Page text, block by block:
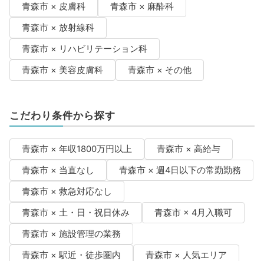
青森市 × 皮膚科
青森市 × 麻酔科
青森市 × 放射線科
青森市 × リハビリテーション科
青森市 × 美容皮膚科
青森市 × その他
こだわり条件から探す
青森市 × 年収1800万円以上
青森市 × 高給与
青森市 × 当直なし
青森市 × 週4日以下の常勤勤務
青森市 × 救急対応なし
青森市 × 土・日・祝日休み
青森市 × 4月入職可
青森市 × 施設管理の業務
青森市 × 駅近・徒歩圏内
青森市 × 人気エリア